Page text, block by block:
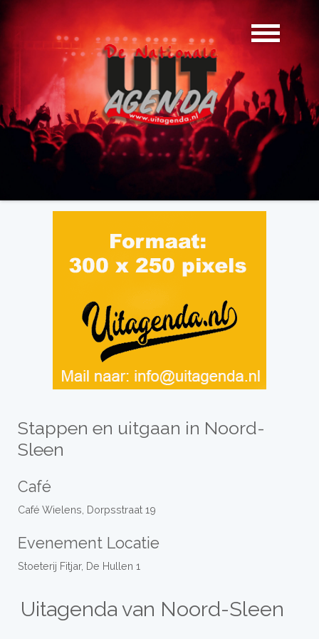
Stappen en uitgaan in Noord-
Sleen
Café
Café Wielens, Dorpsstraat 19
Evenement Locatie
Stoeterij Fitjar, De Hullen 1
Uitagenda van Noord-Sleen